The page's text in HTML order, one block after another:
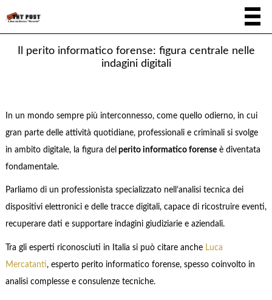
Il perito informatico forense: figura centrale nelle
indagini digitali
In un mondo sempre più interconnesso, come quello odierno, in cui
gran parte delle attività quotidiane, professionali e criminali si svolge
in ambito digitale, la figura del perito informatico forenseè diventata
fondamentale.
Parliamo di un professionista specializzato nell’analisi tecnica dei
dispositivi elettronici e delle tracce digitali, capace di ricostruire eventi,
recuperare dati e supportare indagini giudiziarie e aziendali.
Tra gli esperti riconosciuti in Italia si può citare anche Luca
Mercatanti, esperto perito informatico forense, spesso coinvolto in
analisi complesse e consulenze tecniche.